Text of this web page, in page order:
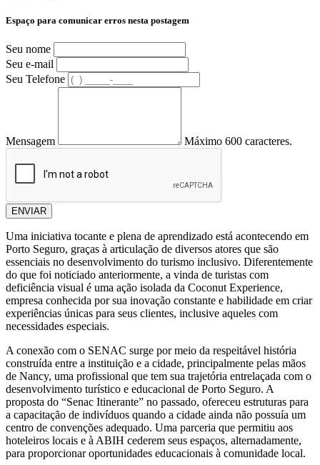
Espaço para comunicar erros nesta postagem
Seu nome
Seu e-mail
Seu Telefone
Mensagem Máximo 600 caracteres.
ENVIAR
Uma iniciativa tocante e plena de aprendizado está acontecendo em
Porto Seguro, graças à articulação de diversos atores que são
essenciais no desenvolvimento do turismo inclusivo. Diferentemente
do que foi noticiado anteriormente, a vinda de turistas com
deficiência visual é uma ação isolada da Coconut Experience,
empresa conhecida por sua inovação constante e habilidade em criar
experiências únicas para seus clientes, inclusive aqueles com
necessidades especiais.
A conexão com o SENAC surge por meio da respeitável história
construída entre a instituição e a cidade, principalmente pelas mãos
de Nancy, uma profissional que tem sua trajetória entrelaçada com o
desenvolvimento turístico e educacional de Porto Seguro. A
proposta do “Senac Itinerante” no passado, ofereceu estruturas para
a capacitação de indivíduos quando a cidade ainda não possuía um
centro de convenções adequado. Uma parceria que permitiu aos
hoteleiros locais e à ABIH cederem seus espaços, alternadamente,
para proporcionar oportunidades educacionais à comunidade local.